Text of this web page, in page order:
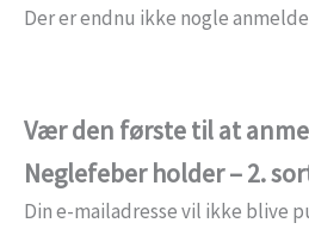
Der er endnu ikke nogle
Vær den første til at
Neglefeber holder – 2.
Din e-mailadresse vil ikke blive